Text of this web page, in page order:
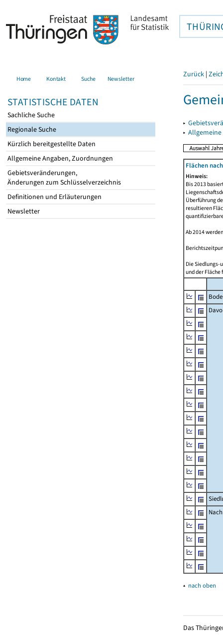
Home Kontakt Suche Newsletter
STATISTISCHE DATEN
Sachliche Suche
Regionale Suche
Kürzlich bereitgestellte Daten
Allgemeine Angaben, Zuordnungen
Gebietsveränderungen,
Änderungen zum Schlüsselverzeichnis
Definitionen und Erläuterungen
Newsletter
Zurück |
▸
▸
Flächen
Hinweis:
Bis 2013
Überführung
resultieren
Ab 2014
Die Siedlungs-
und der Fläche
▴ nach oben
Das